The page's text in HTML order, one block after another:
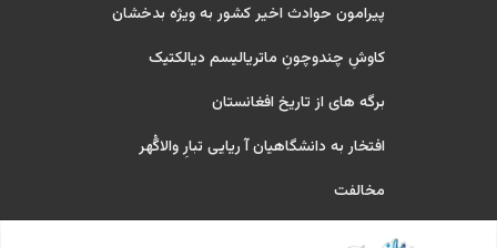
پیرامون حوادث اخیر کشور به ویژه بدخشان
کاوشِ چندو‌چونِ ماتریالیسم دیالکتیک
برگه های از تاریخ افغانستان
افتخار به دانشگاهیان آ ریایی تبارِ والاگُهر
مخالفت